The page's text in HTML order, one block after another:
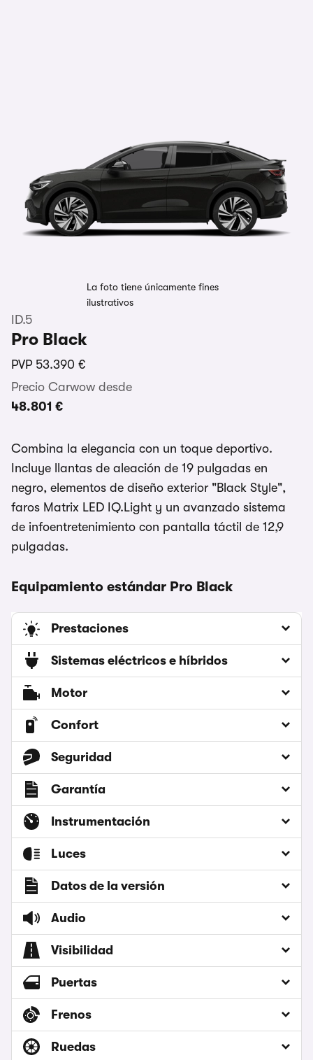
La foto tiene únicamente fines
ilustrativos
ID.5
Pro Black
PVP 53.390 €
Precio Carwow desde
48.801 €
Combina la elegancia con un toque deportivo.
Incluye llantas de aleación de 19 pulgadas en
negro, elementos de diseño exterior "Black Style",
faros Matrix LED IQ.Light y un avanzado sistema
de infoentretenimiento con pantalla táctil de 12,9
pulgadas.
Equipamiento estándar Pro Black
Prestaciones
Sistemas eléctricos e híbridos
Motor
Confort
Seguridad
Garantía
Instrumentación
Luces
Datos de la versión
Audio
Visibilidad
Puertas
Frenos
Ruedas